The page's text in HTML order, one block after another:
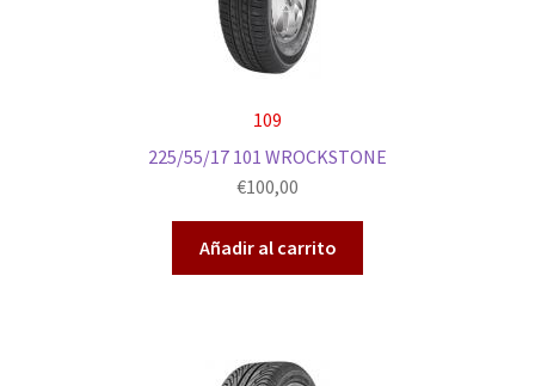
109
225/55/17 101 WROCKSTONE
€100,00
Añadir al carrito